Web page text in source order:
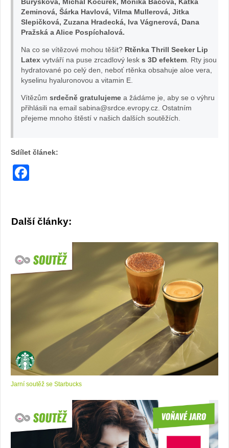
Zeminová, Šárka Havlová, Vilma Mullerová, Jitka
Slepičková, Zuzana Hradecká, Iva Vágnerová, Dana
Pražská a Alice Pospíchalová.
Na co se vítězové mohou těšit? Rtěnka Thrill Seeker Lip
Latex vytváří na puse zrcadlový lesk s 3D efektem . Rty jsou
hydratované po celý den, neboť rtěnka obsahuje aloe vera,
kyselinu hyaluronovou a vitamin E.
Vítězům srdečně gratulujeme a žádáme je, aby se o výhru
přihlásili na email sabina@srdce.evropy.cz. Ostatním
přejeme mnoho štěstí v našich dalších soutěžích.
Sdílet článek:
Další články:
Jarní soutěž se Starbucks